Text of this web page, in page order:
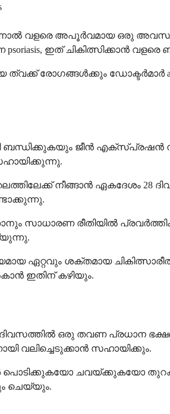
എന്നാൽ വളരെ അപൂർവമായ ഒരു
ഇത് ചികിത്സിക്കാൻ വളരെ
രോഗങ്ങൾക്കും ഡോക്ടർമാർ
ബന്ധിക്കുകയും ജീൻ എക്സ്പ്രഷൻ
നീങ്ങാൻ ഏകദേശം 28
സാധാരണ രീതിയിൽ
ഏറ്റവും ശക്തമായ
ഇതിന് കഴിയും.
ദിവസത്തിൽ ഒരു തവണ പ്രധാന
വലിച്ചെടുക്കാൻ സഹായിക്കും.
പൊടിക്കുകയോ ചവയ്ക്കുകയോ
ചെയ്യും.